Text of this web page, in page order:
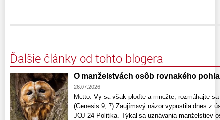
Ďalšie články od tohto blogera
O manželstvách osôb rovnakého
26.07.2026
Motto: Vy sa však ploďte a množte, rozmáhajte
(Genesis 9, 7) Zaujímavý názor vypustila dnes z
JOJ 24 Politika. Týkal sa uznávania manželstiev